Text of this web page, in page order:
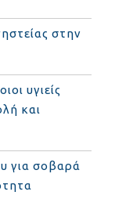
στην
υγιείς
και
για σοβαρά